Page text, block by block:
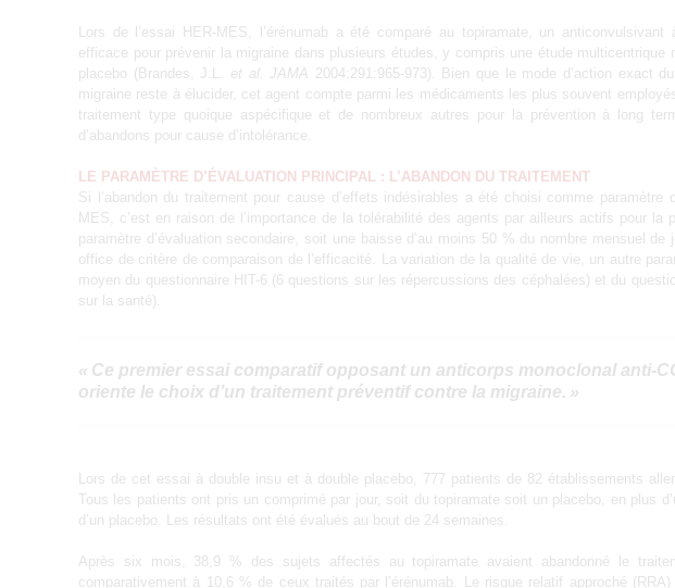
Lors de l’essai HER-MES, l’érénumab a été comparé au topiramate, un
efficace pour prévenir la migraine dans plusieurs études, y compris une étude multicentrique
placebo (Brandes, J.L. et al. JAMA 2004;291:965-973). Bien que le mode d’action exact
migraine reste à élucider, cet agent compte parmi les médicaments les plus souvent
traitement type quoique aspécifique et de nombreux autres pour la prévention à long
d’abandons pour cause d’intolérance.
LE PARAMÈTRE D’ÉVALUATION PRINCIPAL : L’ABANDON DU TRAITEMENT
Si l’abandon du traitement pour cause d’effets indésirables a été choisi comme paramètre
MES, c’est en raison de l’importance de la tolérabilité des agents par ailleurs actifs pour la
paramètre d’évaluation secondaire, soit une baisse d’au moins 50 % du nombre mensuel
office de critère de comparaison de l’efficacité. La variation de la qualité de vie, un autre
moyen du questionnaire HIT-6 (6 questions sur les répercussions des céphalées) et du
sur la santé).
« Ce premier essai comparatif opposant un anticorps monoclonal anti-
oriente le choix d’un traitement préventif contre la migraine. »
Lors de cet essai à double insu et à double placebo, 777 patients de 82 établissements
Tous les patients ont pris un comprimé par jour, soit du topiramate soit un placebo, en plus
d’un placebo. Les résultats ont été évalués au bout de 24 semaines.
Après six mois, 38,9 % des sujets affectés au topiramate avaient abandonné le
comparativement à 10,6 % de ceux traités par l’érénumab. Le risque relatif approché